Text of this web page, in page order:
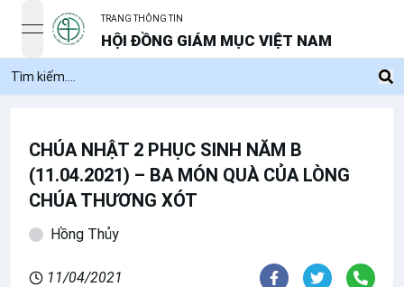
open navigation menu
TRANG THÔNG TIN
HỘI ĐỒNG GIÁM MỤC VIỆT NAM
CHÚA NHẬT 2 PHỤC SINH NĂM B
(11.04.2021) – BA MÓN QUÀ CỦA LÒNG
CHÚA THƯƠNG XÓT
Hồng Thủy
11/04/2021